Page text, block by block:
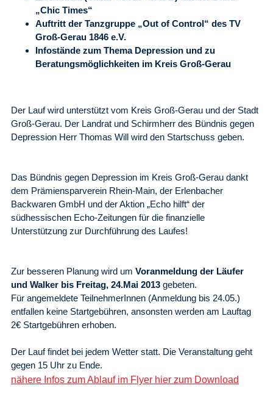
„Chic Times“
Auftritt der Tanzgruppe „Out of Control“ des TV
Groß-Gerau 1846 e.V.
Infostände zum Thema Depression und zu
Beratungsmöglichkeiten im Kreis Groß-Gerau
Der Lauf wird unterstützt vom Kreis Groß-Gerau und der Stadt
Groß-Gerau. Der Landrat und Schirmherr des Bündnis gegen
Depression Herr Thomas Will wird den Startschuss geben.
Das Bündnis gegen Depression im Kreis Groß-Gerau dankt
dem Prämiensparverein Rhein-Main, der Erlenbacher
Backwaren GmbH und der Aktion „Echo hilft“ der
südhessischen Echo-Zeitungen für die finanzielle
Unterstützung zur Durchführung des Laufes!
Zur besseren Planung wird um Voranmeldung der Läufer
und Walker bis Freitag, 24.Mai 2013 gebeten.
Für angemeldete TeilnehmerInnen (Anmeldung bis 24.05.)
entfallen keine Startgebühren, ansonsten werden am Lauftag
2€ Startgebühren erhoben.
Der Lauf findet bei jedem Wetter statt. Die Veranstaltung geht
gegen 15 Uhr zu Ende.
nähere Infos zum Ablauf im Flyer hier zum Download